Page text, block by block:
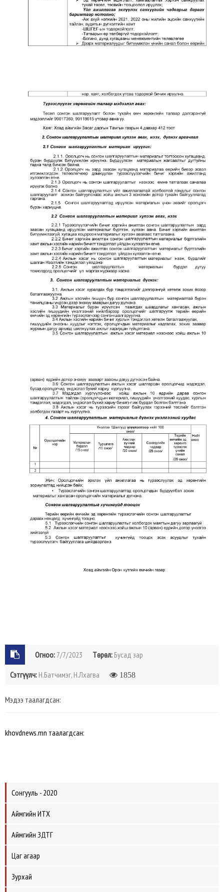
Огноо: 7/7/2023 Төрөл: Бусад зар
Сэтгүүлч: Н.Батчимэг, Н.Лхагва 1858
Мэдээ таалагдсан:
khovdnews.mn таалагдсан:
Сонгууль - 2020
Аймгийн ИТХ
Аймгийн ЗДТГ
Цаг агаар
Зурхай